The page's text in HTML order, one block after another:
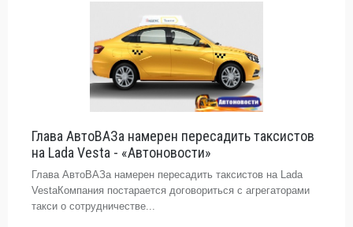
Глава АвтоВАЗа намерен пересадить таксистов
на Lada Vesta - «Автоновости»
Глава АвтоВАЗа намерен пересадить таксистов на Lada
VestaКомпания постарается договориться с агрегаторами
такси о сотрудничестве...